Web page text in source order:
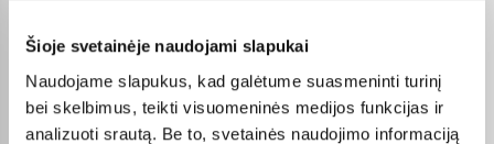
Šioje svetainėje naudojami slapukai
Naudojame slapukus, kad galėtume suasmeninti turinį
bei skelbimus, teikti visuomeninės medijos funkcijas ir
analizuoti srautą. Be to, svetainės naudojimo informaciją
Pirkėjų atsiliepimai apie prekes
Renata B.
Patvirtintas pirkėjas